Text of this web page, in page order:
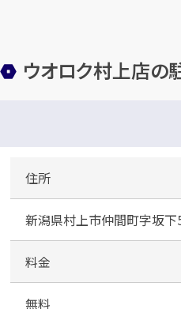
ウオロク村上店の
住所
新潟県村上市仲間町字坂下
料金
無料